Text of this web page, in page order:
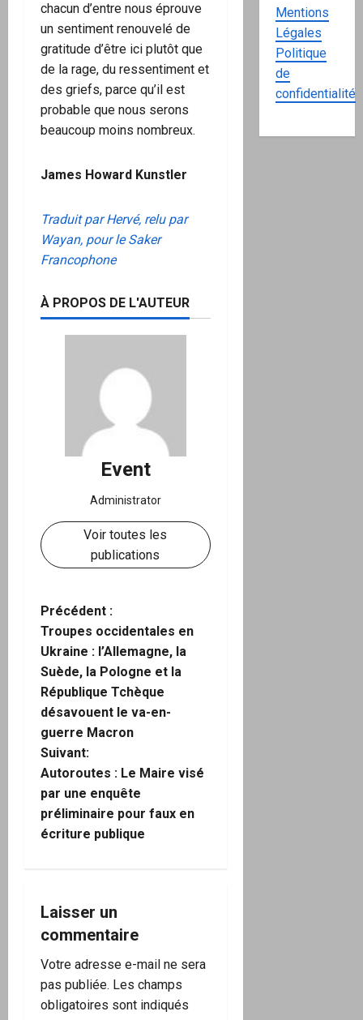
chacun d’entre nous éprouve
un sentiment renouvelé de
gratitude d’être ici plutôt que
de la rage, du ressentiment et
des griefs, parce qu’il est
probable que nous serons
beaucoup moins nombreux.
James Howard Kunstler
Traduit par Hervé, relu par
Wayan, pour le Saker
Francophone
À PROPOS DE L'AUTEUR
Event
Administrator
Voir toutes les
publications
N
a
v
i
g
a
t
n
d
’
Précédent :
Troupes occidentales en
Ukraine : l’Allemagne, la
Suède, la Pologne et la
République Tchèque
désavouent le va-en-
guerre Macron
Suivant:
Autoroutes : Le Maire visé
par une enquête
préliminaire pour faux en
écriture publique
Laisser un
commentaire
Votre adresse e-mail ne sera
pas publiée. Les champs
obligatoires sont indiqués
Mentions
Légales
Politique
de
confidentialité